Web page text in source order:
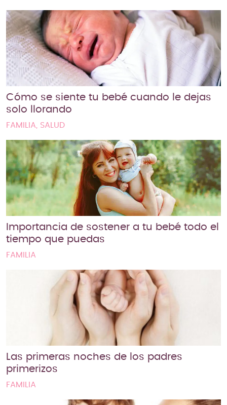
Cómo se siente tu bebé cuando le dejas
solo llorando
FAMILIA, SALUD
Importancia de sostener a tu bebé todo el
tiempo que puedas
FAMILIA
Las primeras noches de los padres
primerizos
FAMILIA